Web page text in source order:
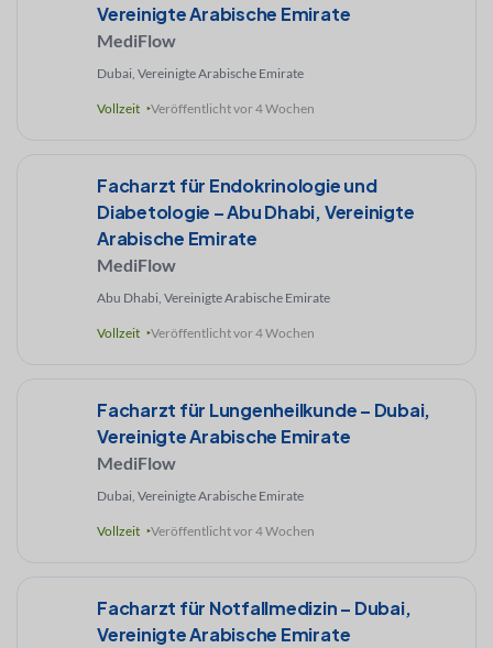
Vereinigte Arabische Emirate
MediFlow
Dubai, Vereinigte Arabische Emirate
Vollzeit Veröffentlicht vor 4 Wochen
Facharzt für Endokrinologie und
Diabetologie – Abu Dhabi, Vereinigte
Arabische Emirate
MediFlow
Abu Dhabi, Vereinigte Arabische Emirate
Vollzeit Veröffentlicht vor 4 Wochen
Facharzt für Lungenheilkunde – Dubai,
Vereinigte Arabische Emirate
MediFlow
Dubai, Vereinigte Arabische Emirate
Vollzeit Veröffentlicht vor 4 Wochen
Facharzt für Notfallmedizin – Dubai,
Vereinigte Arabische Emirate